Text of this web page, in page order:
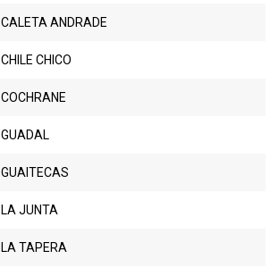
CALETA ANDRADE
CHILE CHICO
COCHRANE
GUADAL
GUAITECAS
LA JUNTA
LA TAPERA